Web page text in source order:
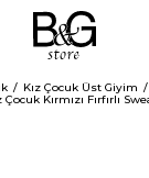
Kız Çocuk Üst Giyim
Çocuk Kırmızı Fırfırlı